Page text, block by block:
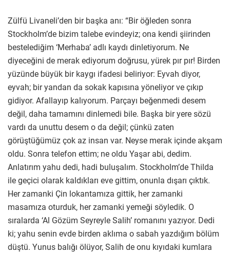
Zülfü Livaneli’den bir başka anı: “Bir öğleden sonra
Stockholm’de bizim talebe evindeyiz; ona kendi şiirinden
bestelediğim ‘Merhaba’ adlı kaydı dinletiyorum. Ne
diyeceğini de merak ediyorum doğrusu, yürek pır pır! Birden
yüzünde büyük bir kaygı ifadesi beliriyor: Eyvah diyor,
eyvah; bir yandan da sokak kapısına yöneliyor ve çıkıp
gidiyor. Afallayıp kalıyorum. Parçayı beğenmedi desem
değil, daha tamamını dinlemedi bile. Başka bir yere sözü
vardı da unuttu desem o da değil; çünkü zaten
görüştüğümüz çok az insan var. Neyse merak içinde akşam
oldu. Sonra telefon ettim; ne oldu Yaşar abi, dedim.
Anlatırım yahu dedi, hadi buluşalım. Stockholm’de Thilda
ile geçici olarak kaldıkları eve gittim, onunla dışarı çıktık.
Her zamanki Çin lokantamıza gittik, her zamanki
masamıza oturduk, her zamanki yemeği söyledik. O
sıralarda ‘Al Gözüm Seyreyle Salih’ romanını yazıyor. Dedi
ki; yahu senin evde birden aklıma o sabah yazdığım bölüm
düştü. Yunus balığı ölüyor, Salih de onu kıyıdaki kumlara